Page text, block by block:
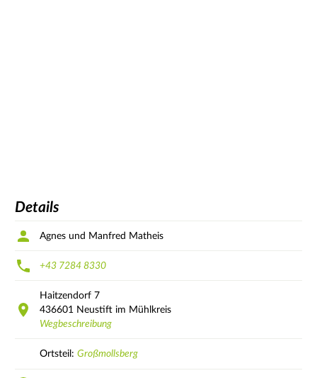
Details
Agnes und Manfred Matheis
+43 7284 8330
Haitzendorf 7
436601
Neustift im Mühlkreis
Wegbeschreibung
Ortsteil: Großmollsberg